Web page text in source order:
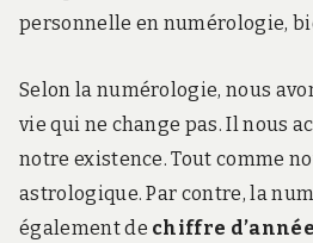
personnelle en numérologie,
Selon la numérologie, nous
vie qui ne change pas. Il nous
notre existence. Tout comme
astrologique. Par contre, la
également de chiffre